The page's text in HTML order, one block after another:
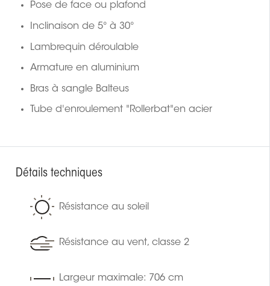
Pose de face ou plafond
Inclinaison de 5° à 30°
Lambrequin déroulable
Armature en aluminium
Bras à sangle Balteus
Tube d'enroulement "Rollerbat"en acier
Détails techniques
Résistance au soleil
Résistance au vent, classe 2
Largeur maximale: 706 cm